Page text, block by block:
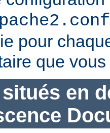
pour
que
en